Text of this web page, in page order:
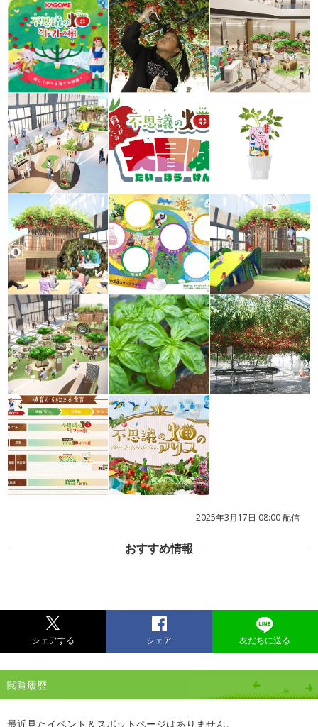
2025年3月17日 08:00 配信
おすすめ情報
シェアする シェア 友だちに送る
閲覧履歴
最近見たイベント＆スポットページはありません。